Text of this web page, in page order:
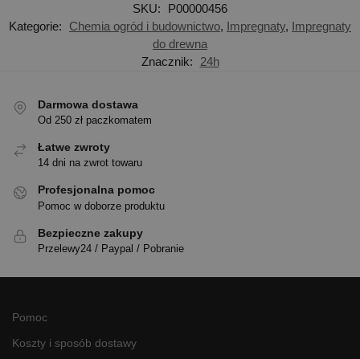
SKU:
P00000456
Kategorie:
Chemia ogród i budownictwo, Impregnaty, Impregnaty
do drewna
Znacznik:
24h
Darmowa dostawa
Od 250 zł paczkomatem
Łatwe zwroty
14 dni na zwrot towaru
Profesjonalna pomoc
Pomoc w doborze produktu
Bezpieczne zakupy
Przelewy24 / Paypal / Pobranie
Pomoc
Koszty i sposób dostawy